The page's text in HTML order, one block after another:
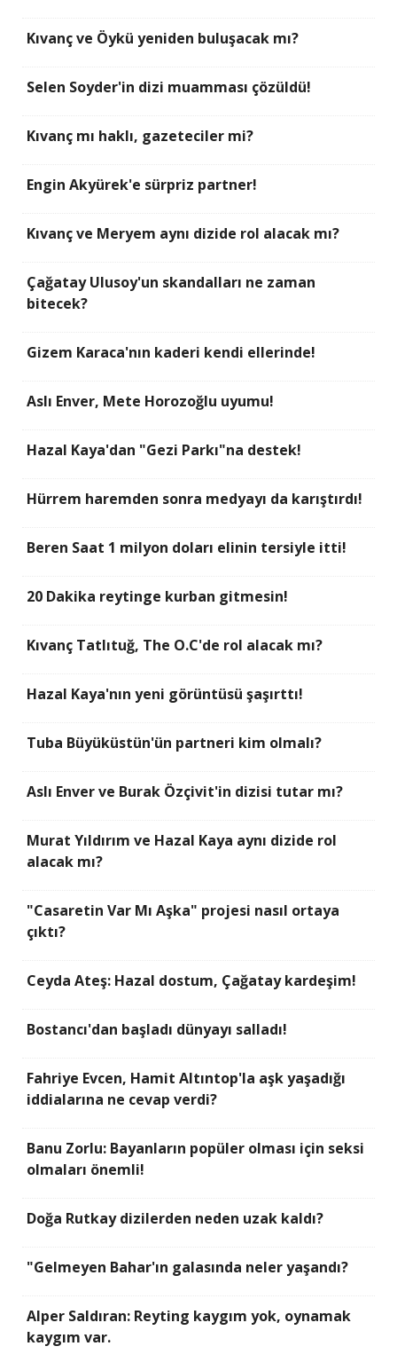
Kıvanç ve Öykü yeniden buluşacak mı?
Selen Soyder'in dizi muamması çözüldü!
Kıvanç mı haklı, gazeteciler mi?
Engin Akyürek'e sürpriz partner!
Kıvanç ve Meryem aynı dizide rol alacak mı?
Çağatay Ulusoy'un skandalları ne zaman
bitecek?
Gizem Karaca'nın kaderi kendi ellerinde!
Aslı Enver, Mete Horozoğlu uyumu!
Hazal Kaya'dan "Gezi Parkı"na destek!
Hürrem haremden sonra medyayı da karıştırdı!
Beren Saat 1 milyon doları elinin tersiyle itti!
20 Dakika reytinge kurban gitmesin!
Kıvanç Tatlıtuğ, The O.C'de rol alacak mı?
Hazal Kaya'nın yeni görüntüsü şaşırttı!
Tuba Büyüküstün'ün partneri kim olmalı?
Aslı Enver ve Burak Özçivit'in dizisi tutar mı?
Murat Yıldırım ve Hazal Kaya aynı dizide rol
alacak mı?
"Casaretin Var Mı Aşka" projesi nasıl ortaya
çıktı?
Ceyda Ateş: Hazal dostum, Çağatay kardeşim!
Bostancı'dan başladı dünyayı salladı!
Fahriye Evcen, Hamit Altıntop'la aşk yaşadığı
iddialarına ne cevap verdi?
Banu Zorlu: Bayanların popüler olması için seksi
olmaları önemli!
Doğa Rutkay dizilerden neden uzak kaldı?
"Gelmeyen Bahar'ın galasında neler yaşandı?
Alper Saldıran: Reyting kaygım yok, oynamak
kaygım var.